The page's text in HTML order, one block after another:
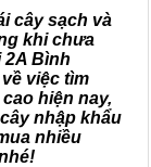
cây sạch và
khi chưa
2A Bình
việc tìm
hiện nay,
nhập khẩu
nhiều